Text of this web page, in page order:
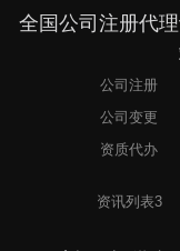
全国公司注册代
公司注册
公司变更
资质代办
资讯列表3